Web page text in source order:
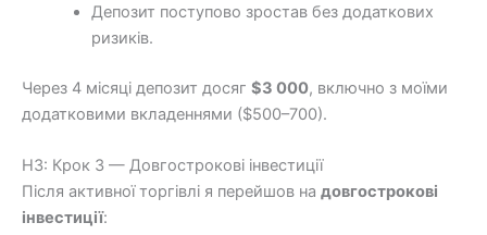
Депозит поступово зростав без додаткових
ризиків.
Через 4 місяці депозит досяг $3 000, включно з моїми
додатковими вкладеннями ($500–700).
H3: Крок 3 — Довгострокові інвестиції
Після активної торгівлі я перейшов на довгострокові
інвестиції: